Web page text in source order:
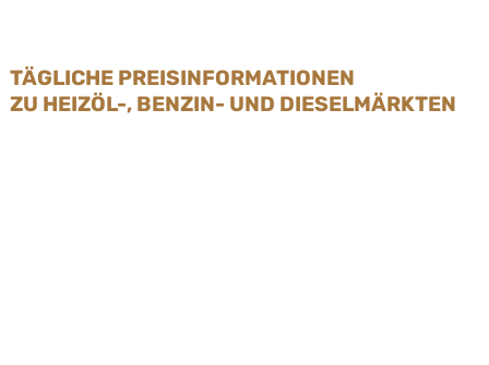
TÄGLICHE PREISINFORMATIONEN
ZU HEIZÖL-, BENZIN- UND DIESELMÄRKTEN